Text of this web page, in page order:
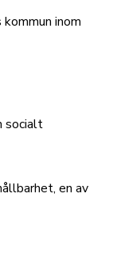
inom
socialt
en av